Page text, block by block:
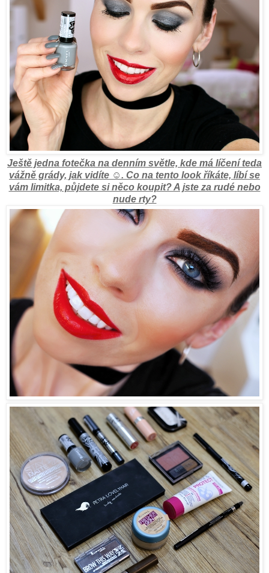
Ještě jedna fotečka na denním světle, kde má líčení teda
vážně grády, jak vidíte ☺. Co na tento look říkáte, líbí se
vám limitka, půjdete si něco koupit? A jste za rudé nebo
nude rty?